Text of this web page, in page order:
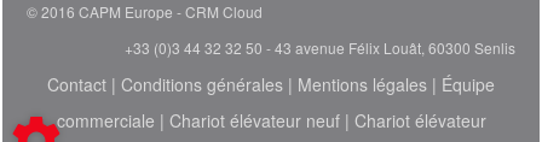
© 2016 CAPM Europe
CRM Cloud
+33 (0)3 44 32 32 50 - 43 avenue Félix Louât, 60300 Senlis
Contact | Conditions générales | Mentions légales | Équipe
commerciale | Chariot élévateur neuf| Chariot élévateur